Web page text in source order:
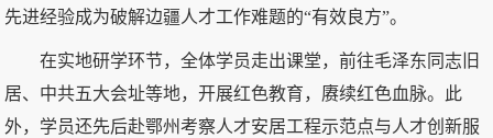
先进经验成为破解边疆人才工作难题的“有效良方”。
在实地研学环节，全体学员走出课堂，前往毛泽东同志旧
居、中共五大会址等地，开展红色教育，赓续红色血脉。此
外，学员还先后赴鄂州考察人才安居工程示范点与人才创新服